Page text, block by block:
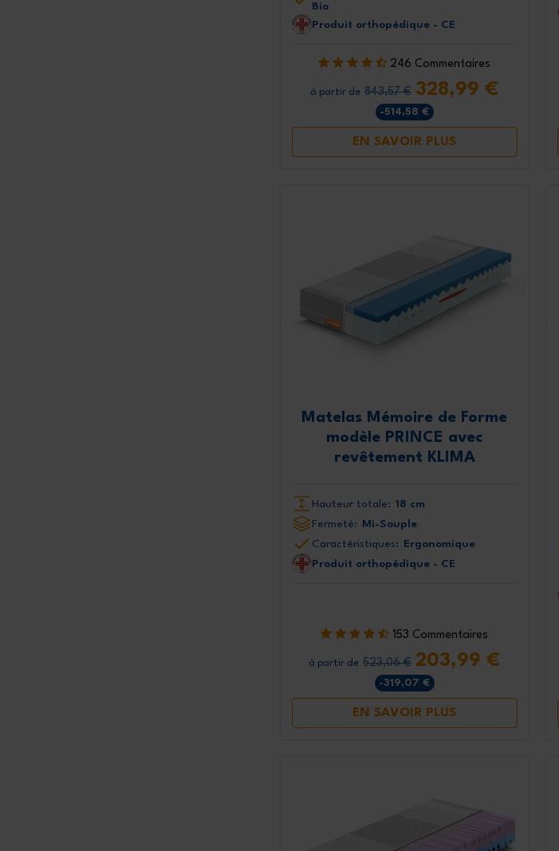
Bio
Produit orthopédique - CE
246 Commentaires
à partir de 843,57 € 328,99 €
-514,58 €
EN SAVOIR PLUS
Matelas Mémoire de Forme
modèle PRINCE avec
revêtement KLIMA
Hauteur totale: 18 cm
Fermeté: Mi-Souple
Caractéristiques: Ergonomique
Produit orthopédique - CE
153 Commentaires
à partir de 523,06 € 203,99 €
-319,07 €
EN SAVOIR PLUS